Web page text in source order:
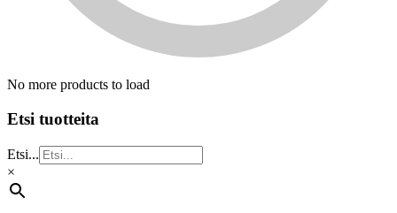
No more products to load
Etsi tuotteita
Etsi...
×